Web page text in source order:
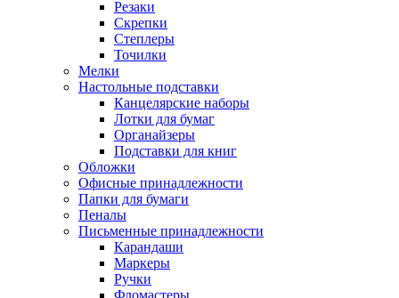
Резаки
Скрепки
Степлеры
Точилки
Мелки
Настольные подставки
Канцелярские наборы
Лотки для бумаг
Органайзеры
Подставки для книг
Обложки
Офисные принадлежности
Папки для бумаги
Пеналы
Письменные принадлежности
Карандаши
Маркеры
Ручки
Фломастеры